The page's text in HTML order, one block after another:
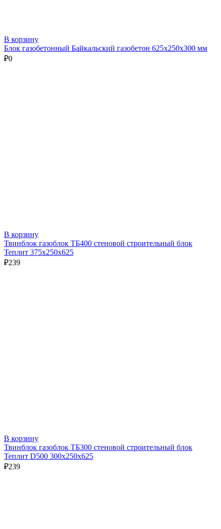
В корзину
Блок газобетонный Байкальский газобетон 625х250х300 мм
₽0
В корзину
Твинблок газоблок ТБ400 стеновой строительный блок
Теплит 375х250х625
₽239
В корзину
Твинблок газоблок ТБ300 стеновой строительный блок
Теплит D500 300х250х625
₽239